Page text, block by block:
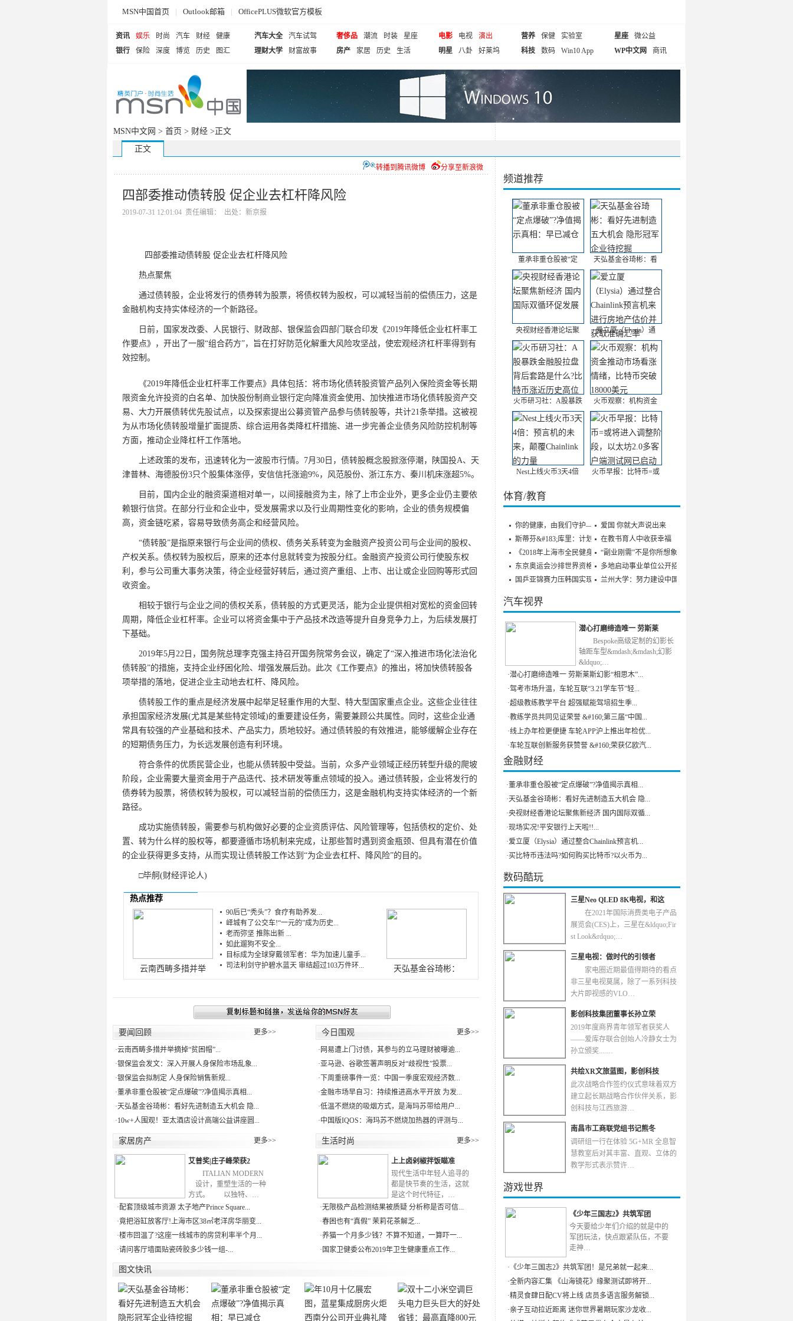
MSN中国首页 | Outlook邮箱 | OfficePLUS微软官方模板
资讯 娱乐 时尚 汽车 财经
健康
银行
保险 深度 博览 历史 图汇
汽车大全
汽车试驾
理财大学
财富故事
奢侈品 潮流 时装
星座
房产
家居 历史 生活
电影 电视
演出
明星
八卦 好莱坞
营养 保健
实验室
科技
数码 Win10 App
星座
微公益
WP中文网
商讯
MSN中文网 > 首页 > 财经 >正文
正文
分享至新浪微
转播到腾讯微博
四部委推动债转股 促企业去杠杆降风险
2019-07-31 12:01:04 责任编辑： 出处：新京报
四部委推动债转股 促企业去杠杆降风险
热点聚焦
通过债转股，企业将发行的债券转为股票，将债权转为股权，可以减轻当前的偿债压力，这是
金融机构支持实体经济的一个新路径。
日前，国家发改委、人民银行、财政部、银保监会四部门联合印发《2019年降低企业杠杆率工
作要点》，开出了一服“组合药方”，旨在打好防范化解重大风险攻坚战，使宏观经济杠杆率得到有
效控制。
《2019年降低企业杠杆率工作要点》具体包括：将市场化债转股资管产品列入保险资金等长期
限资金允许投资的白名单、加快股份制商业银行定向降准资金使用、加快推进市场化债转股资产交
易、大力开展债转优先股试点，以及探索提出公募资管产品参与债转股等，共计21条举措。这被视
为从市场化债转股增量扩面提质、综合运用各类降杠杆措施、进一步完善企业债务风险防控机制等
方面，推动企业降杠杆工作落地。
上述政策的发布，迅速转化为一波股市行情。7月30日，债转股概念股掀涨停潮，陕国投A、天
津普林、海德股份3只个股集体涨停，安信信托涨逾9%，风范股份、浙江东方、秦川机床涨超5%。
目前，国内企业的融资渠道相对单一，以间接融资为主，除了上市企业外，更多企业仍主要依
赖银行信贷。在部分行业和企业中，受发展需求以及行业周期性变化的影响，企业的债务规模偏
高，资金链吃紧，容易导致债务高企和经营风险。
“债转股”是指原来银行与企业间的债权、债务关系转变为金融资产投资公司与企业间的股权、
产权关系。债权转为股权后，原来的还本付息就转变为按股分红。金融资产投资公司行使股东权
利，参与公司重大事务决策，待企业经营好转后，通过资产重组、上市、出让或企业回购等形式回
收资金。
相较于银行与企业之间的债权关系，债转股的方式更灵活，能为企业提供相对宽松的资金回转
周期，降低企业杠杆率。企业可以将资金集中于产品技术改造等提升自身竞争力上，为后续发展打
下基础。
2019年5月22日，国务院总理李克强主持召开国务院常务会议，确定了“深入推进市场化法治化
债转股”的措施，支持企业纾困化险、增强发展后劲。此次《工作要点》的推出，将加快债转股各
项举措的落地，促进企业主动地去杠杆、降风险。
债转股工作的重点是经济发展中起举足轻重作用的大型、特大型国家重点企业。这些企业往往
承担国家经济发展(尤其是某些特定领域)的重要建设任务，需要兼顾公共属性。同时，这些企业通
常具有较强的产业基础和技术、产品实力，质地较好。通过债转股的有效推进，能够缓解企业存在
的短期债务压力，为长远发展创造有利环境。
符合条件的优质民营企业，也能从债转股中受益。当前，众多产业领域正经历转型升级的爬坡
阶段，企业需要大量资金用于产品迭代、技术研发等重点领域的投入。通过债转股，企业将发行的
债券转为股票，将债权转为股权，可以减轻当前的偿债压力，这是金融机构支持实体经济的一个新
路径。
成功实施债转股，需要参与机构做好必要的企业资质评估、风险管理等，包括债权的定价、处
置、转为什么样的股权等，都要遵循市场机制来完成，让那些暂时遇到资金瓶颈、但具有潜在价值
的企业获得更多支持，从而实现让债转股工作达到“为企业去杠杆、降风险”的目的。
□毕舸(财经评论人)
热点推荐
云南西畴多措并举
90后已“秃头”？食疗有助养发...
峄城有了公交车!“一元的”成为历史...
老而弥坚 推陈出新 ...
如此遛狗不安全...
目标成为全球穿戴领军者：华为加速儿童手...
司法利剑守护碧水蓝天 审结超过103万件环...
天弘基金谷琦彬：
要闻回顾 更多>>
·云南西畴多措并举摘掉“贫困帽”...
·银保监会发文：深入开展人身保险市场乱象...
·银保监会拟制定 人身保险销售新规...
·董承非重仓股被“定点爆破”?净值揭示真相...
·天弘基金谷琦彬：看好先进制造五大机会 隐...
·10w+人围观！亚太酒店设计高端公益讲座圆...
今日围观 更多>>
· 网易遭上门讨债，其参与的立马理财被曝逾...
·亚马逊、谷歌签署声明反对“歧视性”投票...
· 下周重磅事件一览：中国一季度宏观经济数...
·金融市场早自习：持续推进高水平开放 为发...
·低温不燃烧的吸烟方式，是海玛苏带给用户...
·中国版IQOS：海玛苏不燃烧加热器的评测与...
家居房产 更多>>
艾普奖|庄子峰荣获2
ITALIAN MODERN
设计，重塑生活的一种
方式。 以独特、…
·配套顶级城市资源 太子地产Prince Square...
·竟把浴缸放客厅!上海市区38㎡老洋房华丽变...
·楼市回温了?这座一线城市的房贷利率半个月...
·请问客厅墙面贴瓷砖胶多少钱一组-...
生活时尚 更多>>
上上卤剁椒拌饭瞄准
现代生活中年轻人追寻的
都是快节奏的生活，这就
是这个时代特征，…
·无限极产品检测结果被质疑 分析称是否可信...
·春困也有“真假” 茉莉花茶解乏...
·养猫一个月多少钱？不算不知道，一算吓一...
· 国家卫健委公布2019年卫生健康重点工作...
图文快讯
频道推荐
董承非重仓股被“定 天弘基金谷琦彬：看
央视财经香港论坛聚 爱立厦（Elysia）通
火币研习社：A股暴跌 火币观察：机构资金
Nest上线火币3天4倍 火币早报：比特币=或
体育/教育
你的健康，由我们守护——
斯蒂芬&#183;库里：计划参
《2018年上海市全民健身发
东京奥运会沙排世界资格赛
国乒亚锦赛力压韩国实现男
爱国 你就大声说出来
在教书育人中收获幸福
“副业刚需”不是你所想象
多地启动事业单位公开招聘
兰州大学：努力建设中国特
汽车视界
潜心打磨缔造唯一 劳斯莱
Bespoke高级定制的幻影长
轴距车型&mdash;&mdash;幻影
&ldquo;…
·潜心打磨缔造唯一 劳斯莱斯幻影“相思木”...
·驾考市场升温，车轮互联“3.21学车节”轻...
·超级教练教学平台 超强赋能驾培招生季...
·教练学员共同见证荣誉 &#160;第三届“中国...
·线上办年检更便捷 车轮APP沪上推出年检优...
·车轮互联创新服务获赞誉 &#160;荣获亿欧汽...
金融财经
·董承非重仓股被“定点爆破”?净值揭示真相...
·天弘基金谷琦彬：看好先进制造五大机会 隐...
·央视财经香港论坛聚焦新经济 国内国际双循...
·现场实况!平安银行上天啦!!...
·爱立厦（Elysia）通过整合Chainlink预言机...
·买比特币违法吗?如何购买比特币?以火币为...
数码酷玩
三星Neo QLED 8K电视，和这
在2021年国际消费类电子产品
展览会(CES)上，三星在&ldquo;Fir
st Look&rdquo;…
三星电视：做时代的引领者
家电圈近期最值得期待的看点
非三星电视莫属，除了一系列科技
大片即视感的VLO…
影创科技集团董事长孙立荣
2019年度商界青年领军者获奖人
——爱库存联合创始人冷静女士为
孙立颁奖....…
共绘XR文旅蓝图，影创科技
此次战略合作签约仪式意味着双方
建立起长期战略合作伙伴关系，影
创科技与江西旅游…
南昌市工商联党组书记熊冬
调研组一行在体验 5G+MR 全息智
慧教室后对其丰富、直观、立体的
教学形式表示赞许…
游戏世界
《少年三国志2》共筑军团
今天要给少年们介绍的就是中的
军团玩法，快点跟紧队伍，不要
走神…
· 《少年三国志2》共筑军团！是兄弟就一起来...
·全新内容汇集 《山海镜花》缘聚测试即将开...
·精灵食肆日配CV将上线 店员多语言服务解锁...
·亲子互动拉近距离 迷你世界暑期玩家沙龙收...